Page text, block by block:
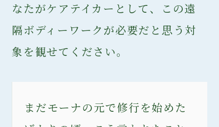
なたがケアテイカーとして、この遠
隔ボディーワークが必要だと思う対
象を観せてください。
まだモーナの元で修行を始めた